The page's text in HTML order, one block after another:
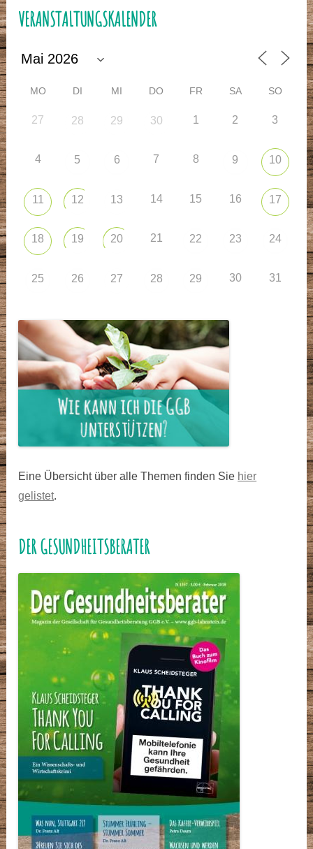
VERANSTALTUNGSKALENDER
MO DI MI DO FR SA SO
27 28 29 30 1 2 3
4 5 6 7 8 9 10
11 12 13 14 15 16 17
18 19 20 21 22 23 24
25 26 27 28 29 30 31
Eine Übersicht über alle Themen finden Sie hier
gelistet.
DER GESUNDHEITSBERATER